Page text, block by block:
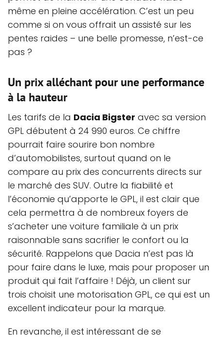
même en pleine accélération. C’est un peu
comme si on vous offrait un assisté sur les
pentes raides – une belle promesse, n’est-ce
pas ?
Un prix alléchant pour une performance
à la hauteur
Les tarifs de la Dacia Bigster avec sa version
GPL débutent à 24 990 euros. Ce chiffre
pourrait faire sourire bon nombre
d’automobilistes, surtout quand on le
compare au prix des concurrents directs sur
le marché des SUV. Outre la fiabilité et
l’économie qu’apporte le GPL, il est clair que
cela permettra à de nombreux foyers de
s’acheter une voiture familiale à un prix
raisonnable sans sacrifier le confort ou la
sécurité. Rappelons que Dacia n’est pas là
pour faire dans le luxe, mais pour proposer un
produit qui fait l’affaire ! Déjà, un client sur
trois choisit une motorisation GPL, ce qui est un
excellent indicateur pour la marque.
En revanche, il est intéressant de se